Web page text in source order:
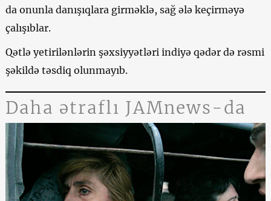
da onunla danışıqlara girməklə, sağ ələ keçirməyə
çalışıblar.
Qətlə yetirilənlərin şəxsiyyətləri indiyə qədər də rəsmi
şəkildə təsdiq olunmayıb.
Daha ətraflı JAMnews-da